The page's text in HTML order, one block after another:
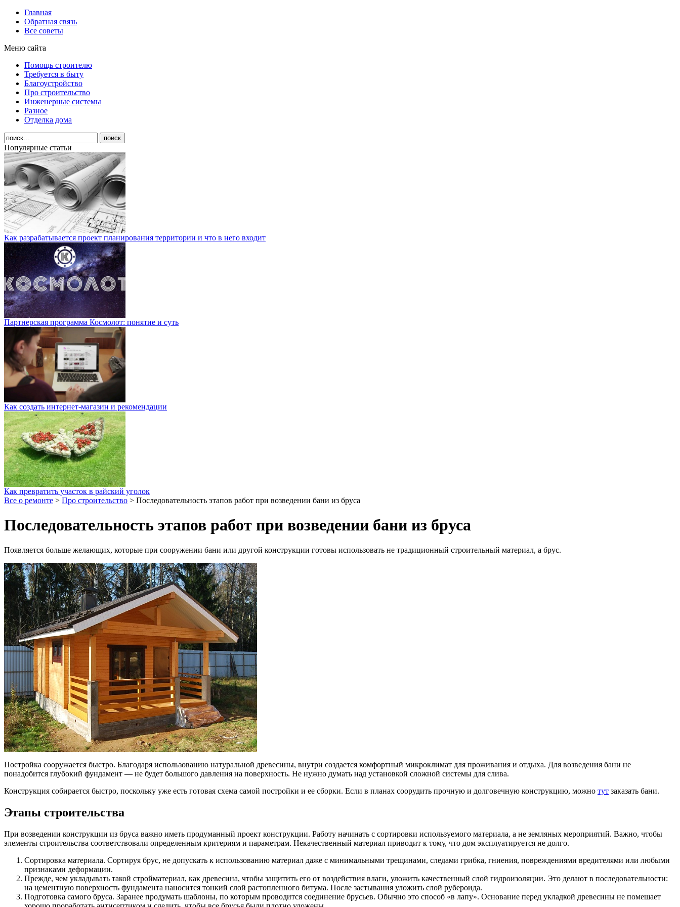
Главная
Обратная связь
Все советы
Меню сайта
Помощь строителю
Требуется в быту
Благоустройство
Про строительство
Инженерные системы
Разное
Отделка дома
Популярные статьи
Как разрабатывается проект планирования территории и что в него входит
Партнерская программа Космолот: понятие и суть
Как создать интернет-магазин и рекомендации
Как превратить участок в райский уголок
Все о ремонте > Про строительство > Последовательность этапов работ при возведении бани из бруса
Последовательность этапов работ при возведении бани из бруса
Появляется больше желающих, которые при сооружении бани или другой конструкции готовы использовать не традиционный строительный материал, а брус.
Постройка сооружается быстро. Благодаря использованию натуральной древесины, внутри создается комфортный микроклимат для проживания и отдыха. Для возведения бани не
понадобится глубокий фундамент — не будет большого давления на поверхность. Не нужно думать над установкой сложной системы для слива.
Конструкция собирается быстро, поскольку уже есть готовая схема самой постройки и ее сборки. Если в планах соорудить прочную и долговечную конструкцию, можно тут заказать бани.
Этапы строительства
При возведении конструкции из бруса важно иметь продуманный проект конструкции. Работу начинать с сортировки используемого материала, а не земляных мероприятий. Важно, чтобы
элементы строительства соответствовали определенным критериям и параметрам. Некачественный материал приводит к тому, что дом эксплуатируется не долго.
Сортировка материала. Сортируя брус, не допускать к использованию материал даже с минимальными трещинами, следами грибка, гниения, повреждениями вредителями или любыми
признаками деформации.
Прежде, чем укладывать такой стройматериал, как древесина, чтобы защитить его от воздействия влаги, уложить качественный слой гидроизоляции. Это делают в последовательности:
на цементную поверхность фундамента наносится тонкий слой растопленного битума. После застывания уложить слой рубероида.
Подготовка самого бруса. Заранее продумать шаблоны, по которым проводится соединение брусьев. Обычно это способ «в лапу». Основание перед укладкой древесины не помешает